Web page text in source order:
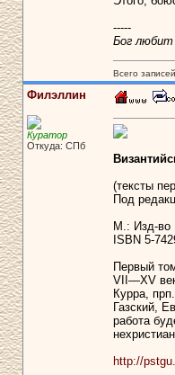
-----
Бог любит
Всего
Филэллин
Куратор
Откуда: СПб
(тексты
Под
М.: Изд-во
ISBN 5-
Первый
VII—XV
Курра,
Газский,
работа
http://